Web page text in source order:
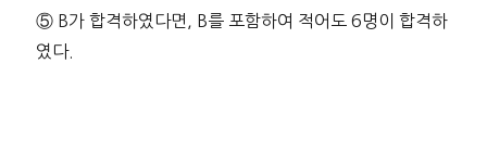
⑤ B가 합격하였다면, B를 포함하여 적어도 6명이 합격하
였다.